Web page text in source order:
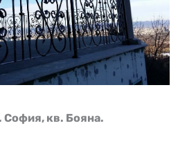
София, кв. Бояна.